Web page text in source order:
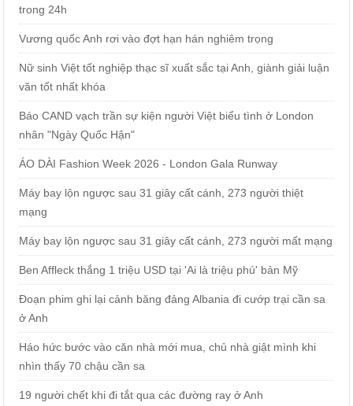
trong 24h
Vương quốc Anh rơi vào đợt hạn hán nghiêm trọng
Nữ sinh Việt tốt nghiệp thạc sĩ xuất sắc tại Anh, giành giải luận
văn tốt nhất khóa
Báo CAND vạch trần sự kiện người Việt biểu tình ở London
nhân "Ngày Quốc Hận"
ÁO DÀI Fashion Week 2026 - London Gala Runway
Máy bay lộn ngược sau 31 giây cất cánh, 273 người thiệt
mạng
Máy bay lộn ngược sau 31 giây cất cánh, 273 người mất mạng
Ben Affleck thắng 1 triệu USD tại 'Ai là triệu phú' bản Mỹ
Đoạn phim ghi lại cảnh băng đảng Albania đi cướp trại cần sa
ở Anh
Háo hức bước vào căn nhà mới mua, chủ nhà giật mình khi
nhìn thấy 70 chậu cần sa
19 người chết khi đi tắt qua các đường ray ở Anh